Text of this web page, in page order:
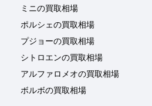
ミニの買取相場
ポルシェの買取相場
プジョーの買取相場
シトロエンの買取相場
アルファロメオの買取相場
ボルボの買取相場